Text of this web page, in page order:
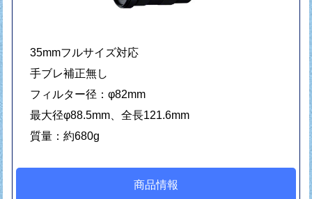
35mmフルサイズ対応
手ブレ補正無し
フィルター径：φ82mm
最大径φ88.5mm、全長121.6mm
質量：約680g
商品情報